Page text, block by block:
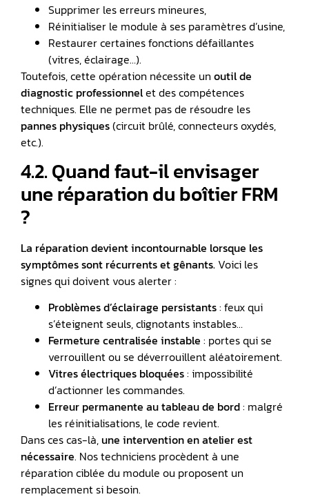
Supprimer les erreurs mineures,
Réinitialiser le module à ses paramètres d’usine,
Restaurer certaines fonctions défaillantes
(vitres, éclairage…).
Toutefois, cette opération nécessite un outil de
diagnostic professionnelet des compétences
techniques. Elle ne permet pas de résoudre les
pannes physiques(circuit brûlé, connecteurs oxydés,
etc.).
4.2. Quand faut-il envisager
une réparation du boîtier FRM
?
La réparation devient incontournable lorsque les
symptômes sont récurrents et gênants. Voici les
signes qui doivent vous alerter :
Problèmes d’éclairage persistants: feux qui
s’éteignent seuls, clignotants instables…
Fermeture centralisée instable : portes qui se
verrouillent ou se déverrouillent aléatoirement.
Vitres électriques bloquées: impossibilité
d’actionner les commandes.
Erreur permanente au tableau de bord: malgré
les réinitialisations, le code revient.
Dans ces cas-là, une intervention en atelier est
nécessaire. Nos techniciens procèdent à une
réparation ciblée du module ou proposent un
remplacement si besoin.